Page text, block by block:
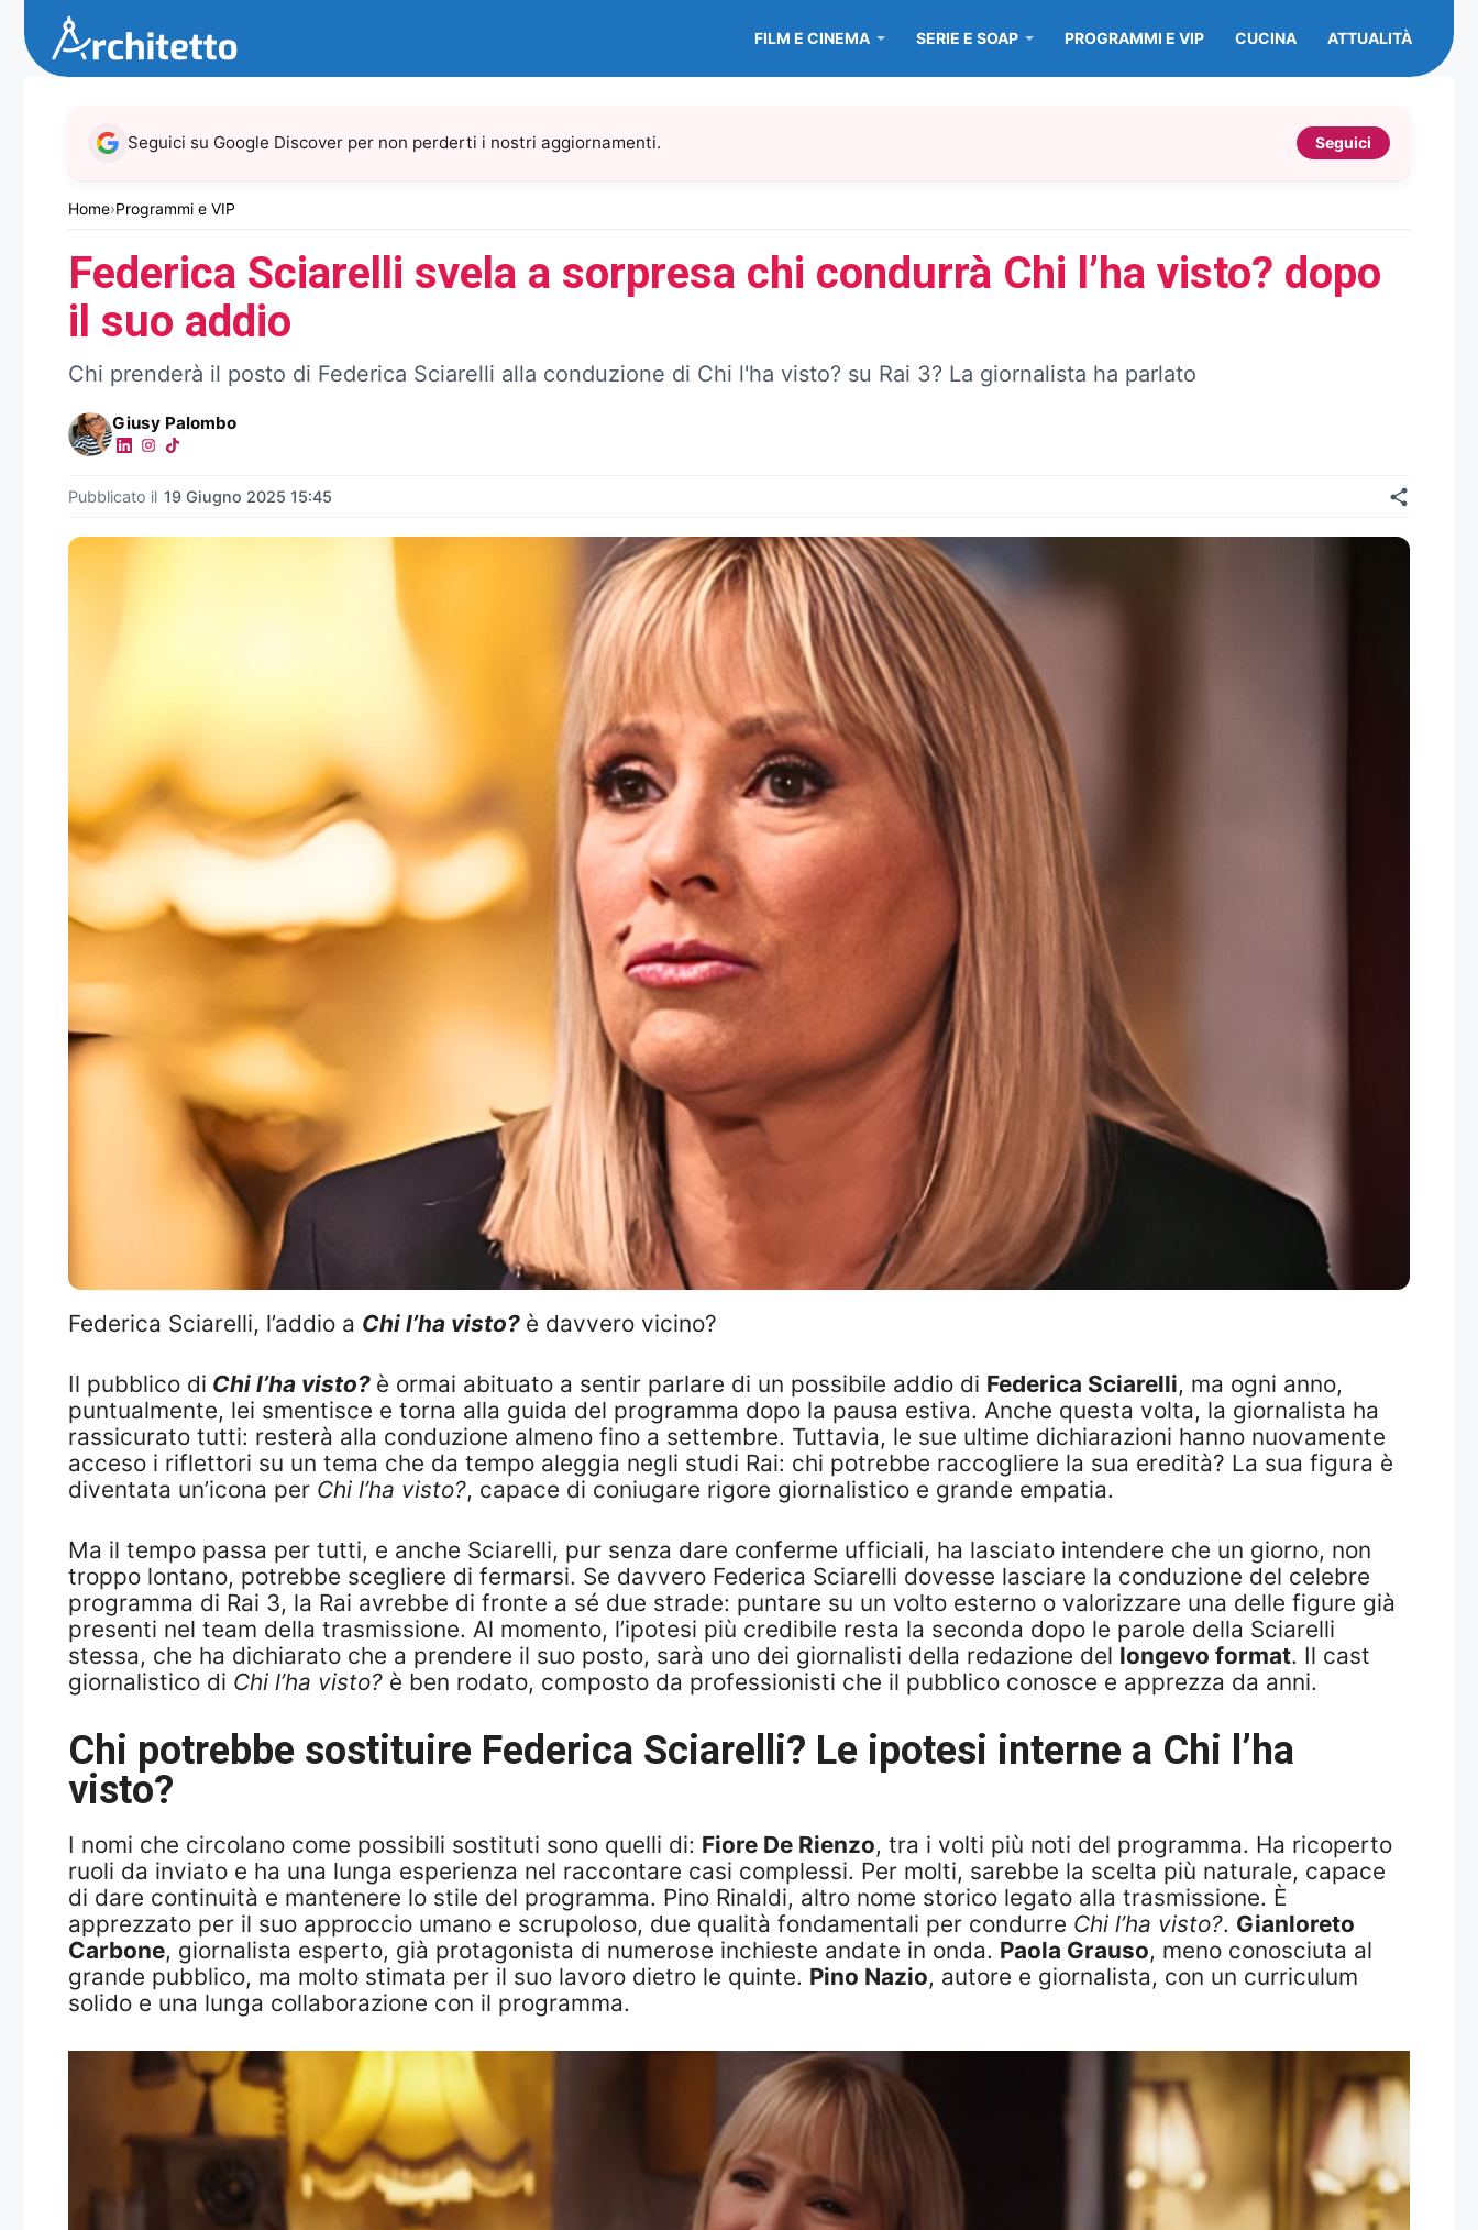
contenuto
FILM E CINEMA SERIE E SOAP PROGRAMMI E VIP CUCINA ATTUALITÀ
Home›Programmi e VIP
Seguici su Google Discover per non perderti i nostri aggiornamenti. Seguici
Federica Sciarelli svela a sorpresa chi condurrà Chi l’ha visto? dopo
il suo addio
Chi prenderà il posto di Federica Sciarelli alla conduzione di Chi l'ha visto? su Rai 3? La giornalista ha parlato
Giusy Palombo
Pubblicato il 19 Giugno 2025 15:45
Federica Sciarelli, l’addio a Chi l’ha visto? è davvero vicino?
Il pubblico di Chi l’ha visto? è ormai abituato a sentir parlare di un possibile addio di Federica Sciarelli, ma ogni anno,
puntualmente, lei smentisce e torna alla guida del programma dopo la pausa estiva. Anche questa volta, la giornalista ha
rassicurato tutti: resterà alla conduzione almeno fino a settembre. Tuttavia, le sue ultime dichiarazioni hanno nuovamente
acceso i riflettori su un tema che da tempo aleggia negli studi Rai: chi potrebbe raccogliere la sua eredità? La sua figura è
diventata un’icona per Chi l’ha visto?, capace di coniugare rigore giornalistico e grande empatia.
Ma il tempo passa per tutti, e anche Sciarelli, pur senza dare conferme ufficiali, ha lasciato intendere che un giorno, non
troppo lontano, potrebbe scegliere di fermarsi. Se davvero Federica Sciarelli dovesse lasciare la conduzione del celebre
programma di Rai 3, la Rai avrebbe di fronte a sé due strade: puntare su un volto esterno o valorizzare una delle figure già
presenti nel team della trasmissione. Al momento, l’ipotesi più credibile resta la seconda dopo le parole della Sciarelli
stessa, che ha dichiarato che a prendere il suo posto, sarà uno dei giornalisti della redazione del longevo format. Il cast
giornalistico di Chi l’ha visto? è ben rodato, composto da professionisti che il pubblico conosce e apprezza da anni.
Chi potrebbe sostituire Federica Sciarelli? Le ipotesi interne a Chi l’ha
visto?
I nomi che circolano come possibili sostituti sono quelli di: Fiore De Rienzo, tra i volti più noti del programma. Ha ricoperto
ruoli da inviato e ha una lunga esperienza nel raccontare casi complessi. Per molti, sarebbe la scelta più naturale, capace
di dare continuità e mantenere lo stile del programma. Pino Rinaldi, altro nome storico legato alla trasmissione. È
apprezzato per il suo approccio umano e scrupoloso, due qualità fondamentali per condurre Chi l’ha visto?. Gianloreto
Carbone, giornalista esperto, già protagonista di numerose inchieste andate in onda. Paola Grauso, meno conosciuta al
grande pubblico, ma molto stimata per il suo lavoro dietro le quinte. Pino Nazio, autore e giornalista, con un curriculum
solido e una lunga collaborazione con il programma.